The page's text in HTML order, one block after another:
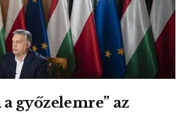
győzelemre” az